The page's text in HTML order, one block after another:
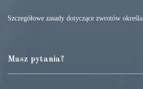
Szczegółowe zasady dotyczące zwrotów określa
Masz pytania?